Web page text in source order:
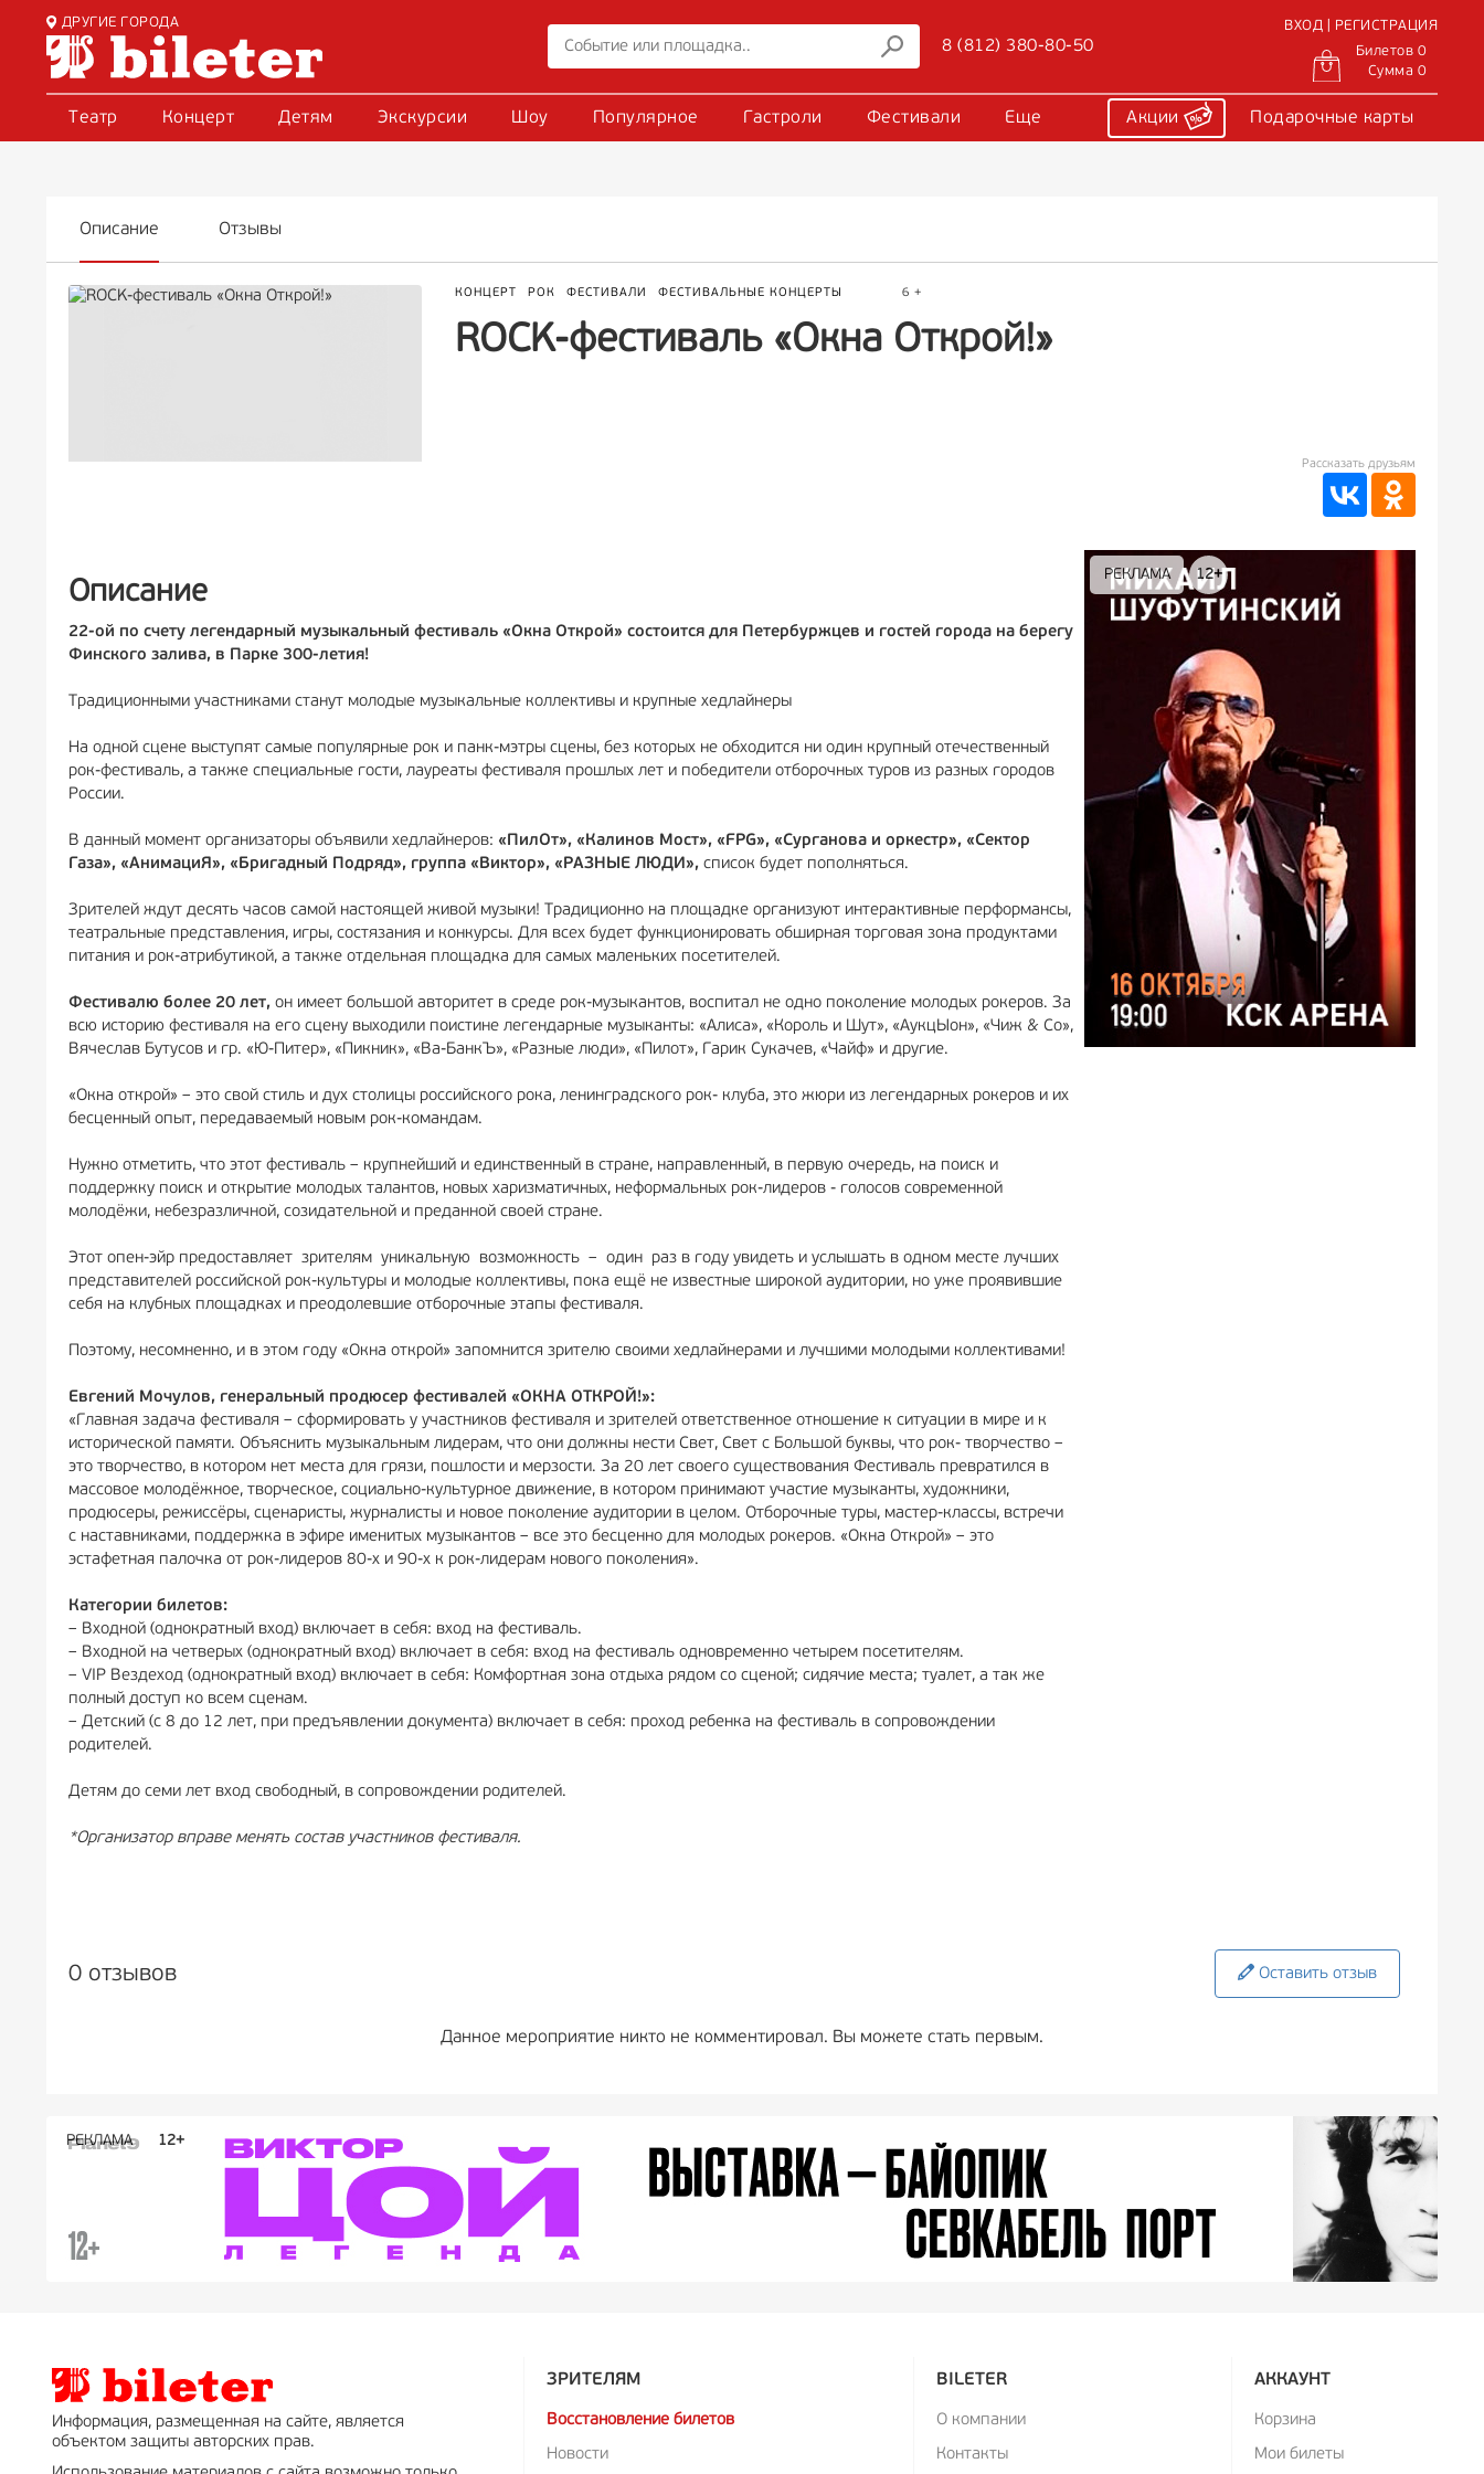
ДРУГИЕ ГОРОДА
8 (812) 380-80-50
ВХОД | РЕГИСТРАЦИЯ
Билетов 0
Сумма 0
Театр Концерт Детям Экскурсии Шоу Популярное Гастроли Фестивали Еще Акции Подарочные карты
Описание Отзывы
КОНЦЕРТ РОК ФЕСТИВАЛИ ФЕСТИВАЛЬНЫЕ КОНЦЕРТЫ 6 +
ROCK-фестиваль «Окна Открой!»
Рассказать друзьям
Описание
22-ой по счету легендарный музыкальный фестиваль «Окна Открой» состоится для Петербуржцев и гостей города на берегу
Финского залива, в Парке 300-летия!
Традиционными участниками станут молодые музыкальные коллективы и крупные хедлайнеры
На одной сцене выступят самые популярные рок и панк-мэтры сцены, без которых не обходится ни один крупный отечественный
рок-фестиваль, а также специальные гости, лауреаты фестиваля прошлых лет и победители отборочных туров из разных городов
России.
В данный момент организаторы объявили хедлайнеров: «ПилОт», «Калинов Мост», «FPG», «Сурганова и оркестр», «Сектор
Газа», «АнимациЯ», «Бригадный Подряд», группа «Виктор», «РАЗНЫЕ ЛЮДИ», список будет пополняться.
Зрителей ждут десять часов самой настоящей живой музыки! Традиционно на площадке организуют интерактивные перформансы,
театральные представления, игры, состязания и конкурсы. Для всех будет функционировать обширная торговая зона продуктами
питания и рок-атрибутикой, а также отдельная площадка для самых маленьких посетителей.
Фестивалю более 20 лет, он имеет большой авторитет в среде рок-музыкантов, воспитал не одно поколение молодых рокеров. За
всю историю фестиваля на его сцену выходили поистине легендарные музыканты: «Алиса», «Король и Шут», «АукцЫон», «Чиж & Co»,
Вячеслав Бутусов и гр. «Ю-Питер», «Пикник», «Ва-БанкЪ», «Разные люди», «Пилот», Гарик Сукачев, «Чайф» и другие.
«Окна открой» – это свой стиль и дух столицы российского рока, ленинградского рок- клуба, это жюри из легендарных рокеров и их
бесценный опыт, передаваемый новым рок-командам.
Нужно отметить, что этот фестиваль – крупнейший и единственный в стране, направленный, в первую очередь, на поиск и
поддержку поиск и открытие молодых талантов, новых харизматичных, неформальных рок-лидеров - голосов современной
молодёжи, небезразличной, созидательной и преданной своей стране.
Этот опен-эйр предоставляет зрителям уникальную возможность – один раз в году увидеть и услышать в одном месте лучших
представителей российской рок-культуры и молодые коллективы, пока ещё не известные широкой аудитории, но уже проявившие
себя на клубных площадках и преодолевшие отборочные этапы фестиваля.
Поэтому, несомненно, и в этом году «Окна открой» запомнится зрителю своими хедлайнерами и лучшими молодыми коллективами!
Евгений Мочулов, генеральный продюсер фестивалей «ОКНА ОТКРОЙ!»:
«Главная задача фестиваля – сформировать у участников фестиваля и зрителей ответственное отношение к ситуации в мире и к
исторической памяти. Объяснить музыкальным лидерам, что они должны нести Свет, Свет с Большой буквы, что рок- творчество –
это творчество, в котором нет места для грязи, пошлости и мерзости. За 20 лет своего существования Фестиваль превратился в
массовое молодёжное, творческое, социально-культурное движение, в котором принимают участие музыканты, художники,
продюсеры, режиссёры, сценаристы, журналисты и новое поколение аудитории в целом. Отборочные туры, мастер-классы, встречи
с наставниками, поддержка в эфире именитых музыкантов – все это бесценно для молодых рокеров. «Окна Открой» – это
эстафетная палочка от рок-лидеров 80-х и 90-х к рок-лидерам нового поколения».
Категории билетов:
– Входной (однократный вход) включает в себя: вход на фестиваль.
– Входной на четверых (однократный вход) включает в себя: вход на фестиваль одновременно четырем посетителям.
– VIP Вездеход (однократный вход) включает в себя: Комфортная зона отдыха рядом со сценой; сидячие места; туалет, а так же
полный доступ ко всем сценам.
– Детский (с 8 до 12 лет, при предъявлении документа) включает в себя: проход ребенка на фестиваль в сопровождении
родителей.
Детям до семи лет вход свободный, в сопровождении родителей.
*Организатор вправе менять состав участников фестиваля.
РЕКЛАМА 12+
0 отзывов Оставить отзыв
Данное мероприятие никто не комментировал. Вы можете стать первым.
РЕКЛАМА 16+
РЕКЛАМА 16+
РЕКЛАМА 12+
РЕКЛАМА
РЕКЛАМА 0+
РЕКЛАМА 18+
Информация, размещенная на сайте, является
объектом защиты авторских прав.
ЗРИТЕЛЯМ
Восстановление билетов
Новости
BILETER
О компании
Контакты
АККАУНТ
Корзина
Мои билеты